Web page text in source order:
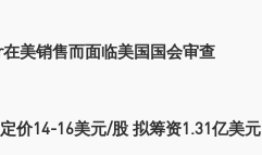
美销售而面临美国国会审查
价14-16美元/股 拟筹资1.31亿美元